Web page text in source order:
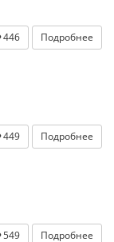
446 Подробнее
449 Подробнее
549 Подробнее